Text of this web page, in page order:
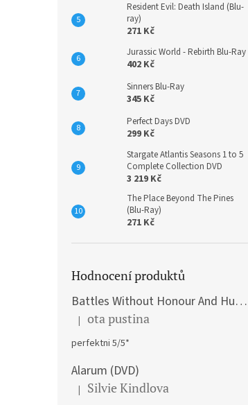
Resident Evil: Death Island (Blu-
ray)
271 Kč
Jurassic World - Rebirth Blu-Ray
402 Kč
Sinners Blu-Ray
345 Kč
Perfect Days DVD
299 Kč
Stargate Atlantis Seasons 1 to 5
Complete Collection DVD
3 219 Kč
The Place Beyond The Pines
(Blu-Ray)
271 Kč
Hodnocení produktů
Battles Without Honour And Humanity / Yakuza Graveyad / Street Mobster DVD
Hodnocení produktu je 5 z 5 hvězdiček.
| ota pustina
perfektni 5/5*
Alarum (DVD)
Hodnocení produktu je 5 z 5 hvězdiček.
| Silvie Kindlova